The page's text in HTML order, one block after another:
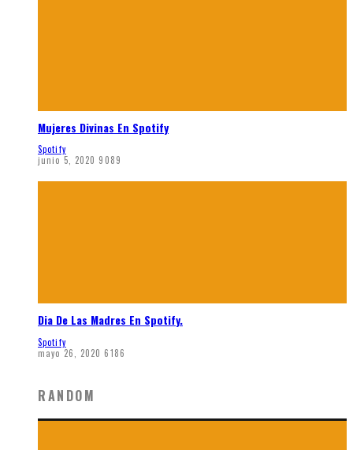
Mujeres Divinas En Spotify
Spotify
junio 5, 2020 9089
Dia De Las Madres En Spotify.
Spotify
mayo 26, 2020 6186
RANDOM